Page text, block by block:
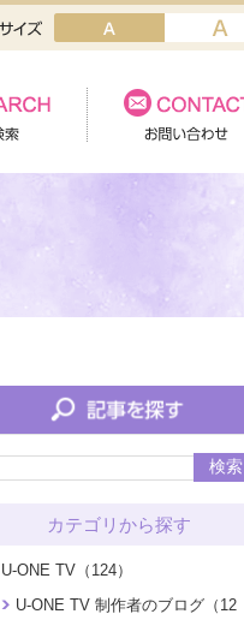
検索
カテゴリから探す
U-ONE TV（124）
U-ONE TV 制作者のブログ（12